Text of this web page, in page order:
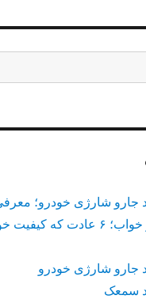
شارژی خودرو؛ معرفی ۵ مدل
روتین قبل از خواب؛ ۶ عادت
جارو شارژی خودرو
سمعک